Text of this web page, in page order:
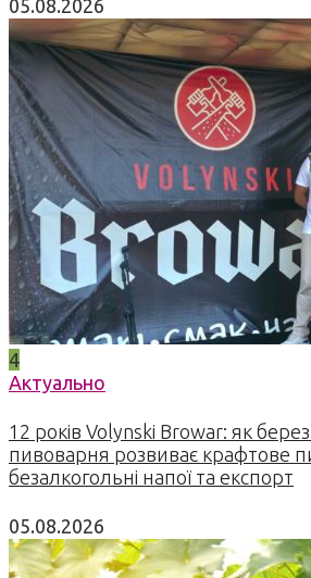
05.08.2026
4
Актуально
12 років Volynski Browar: як
пивоварня розвиває крафтове
безалкогольні напої та експорт
05.08.2026